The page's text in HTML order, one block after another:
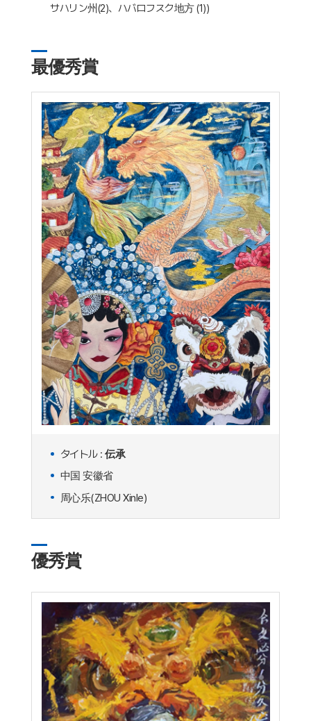
サハリン州(2)、ハバロフスク地方 (1))
最優秀賞
タイトル : 伝承
中国 安徽省
周心乐(ZHOU Xinle)
優秀賞